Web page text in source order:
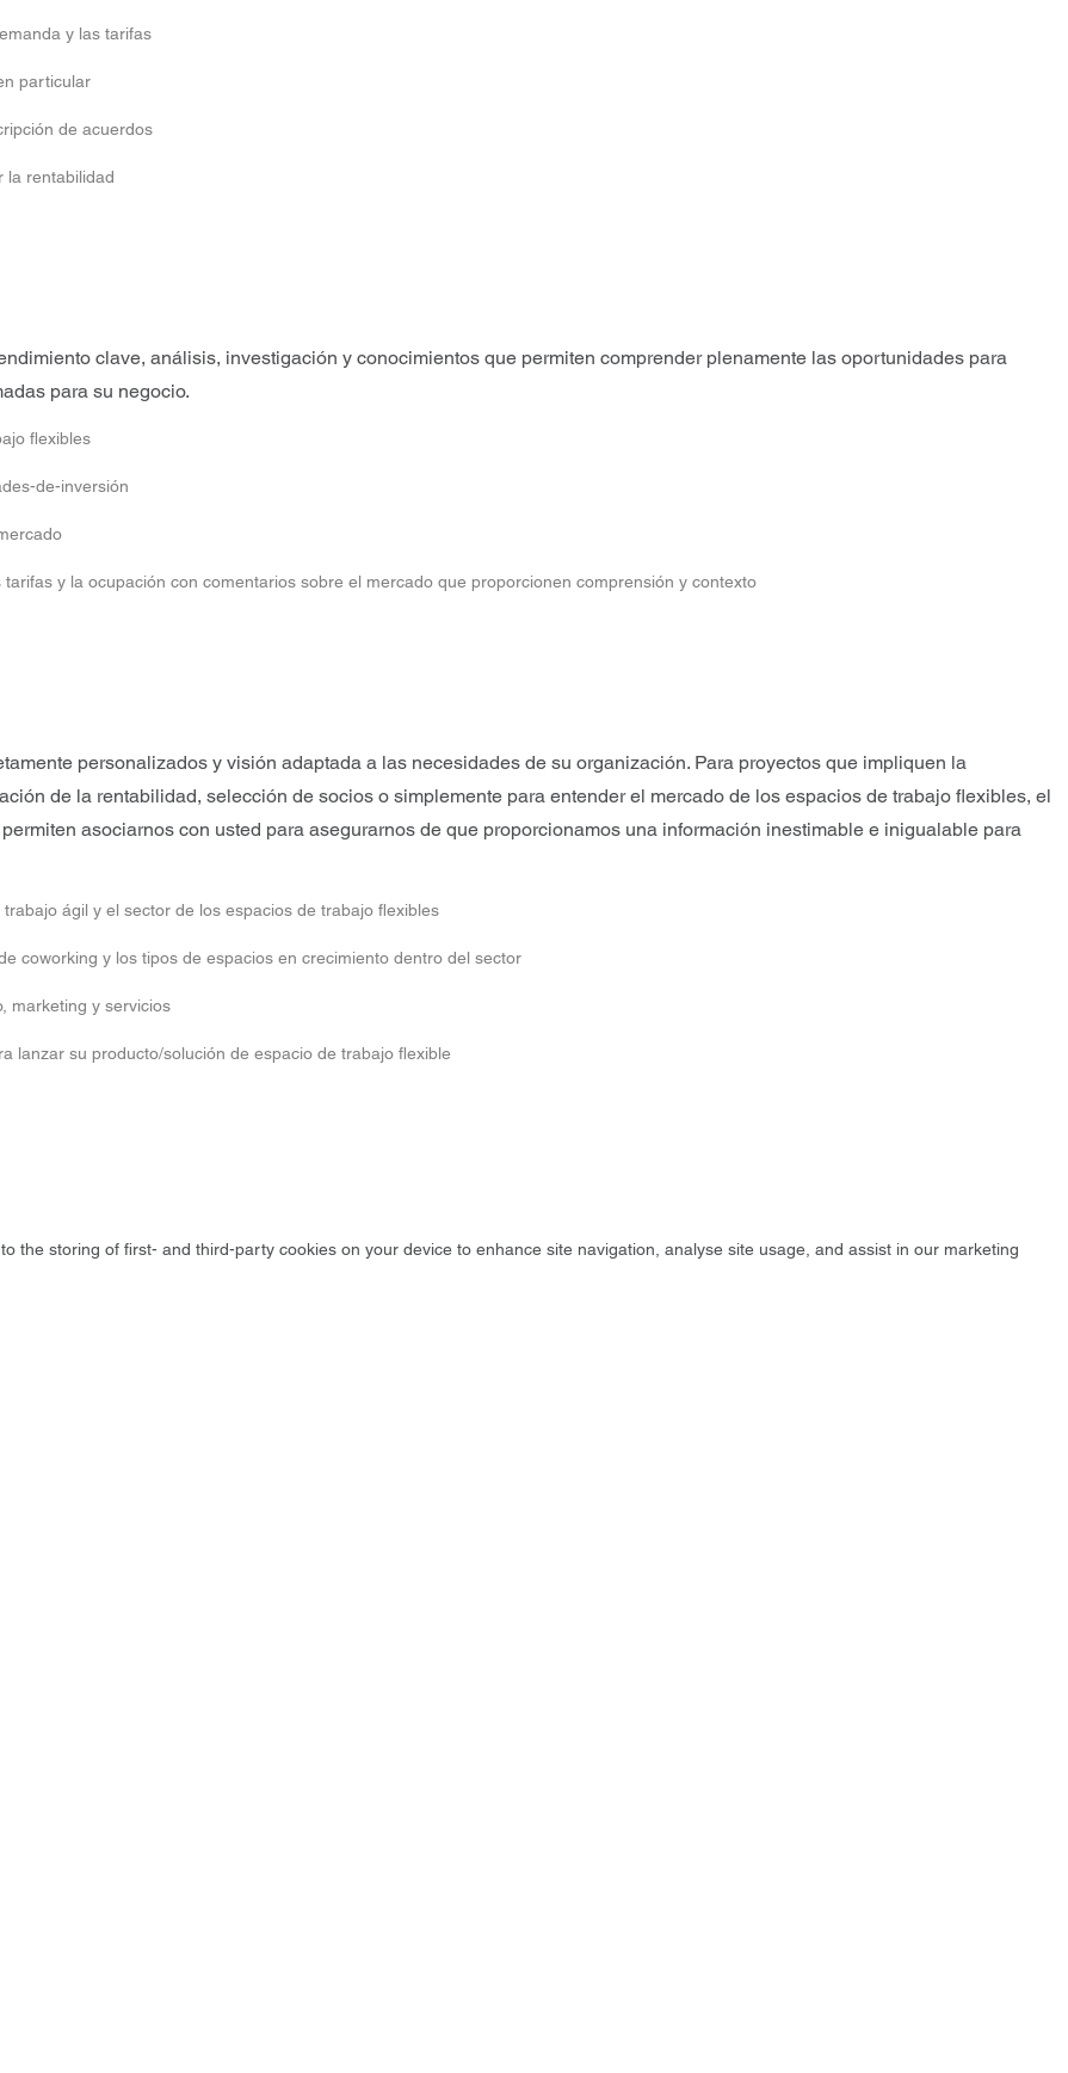
y las tarifas
particular
de acuerdos
la rentabilidad
clave, análisis, investigación y conocimientos que permiten comprender plenamente las oportunidades para
para su negocio.
flexibles
de-inversión
y la ocupación con comentarios sobre el mercado que proporcionen comprensión y contexto
personalizados y visión adaptada a las necesidades de su organización. Para proyectos que impliquen la
de la rentabilidad, selección de socios o simplemente para entender el mercado de los espacios de trabajo flexibles, el
asociarnos con usted para asegurarnos de que proporcionamos una información inestimable e inigualable para
ágil y el sector de los espacios de trabajo flexibles
coworking y los tipos de espacios en crecimiento dentro del sector
marketing y servicios
lanzar su producto/solución de espacio de trabajo flexible
the storing of first- and third-party cookies on your device to enhance site navigation, analyse site usage, and assist in our marketing